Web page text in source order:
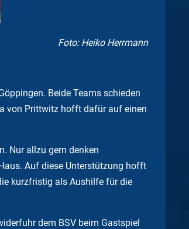
Foto: Heiko Herrmann
Beide Teams schieden
von Prittwitz hofft dafür auf einen
Nur allzu gern denken
Auf diese Unterstützung hofft
kurzfristig als Aushilfe für die
dem BSV beim Gastspiel